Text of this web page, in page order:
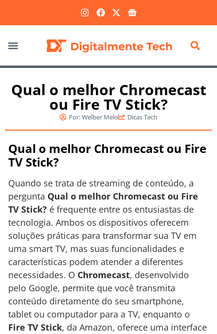
Qual o melhor Chromecast
ou Fire TV Stick?
Por:Welber Melo Dicas Tech
Qual o melhor Chromecast ou Fire
TV Stick?
Quando se trata de streaming de conteúdo, a
pergunta Qual o melhor Chromecast ou Fire
TV Stick? é frequente entre os entusiastas de
tecnologia. Ambos os dispositivos oferecem
soluções práticas para transformar sua TV em
uma smart TV, mas suas funcionalidades e
características podem atender a diferentes
necessidades. O Chromecast, desenvolvido
pelo Google, permite que você transmita
conteúdo diretamente do seu smartphone,
tablet ou computador para a TV, enquanto o
Fire TV Stick, da Amazon, oferece uma interface